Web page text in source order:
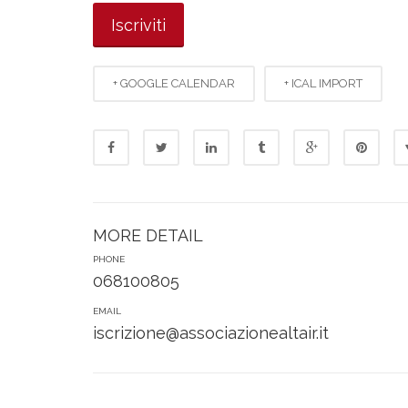
+ GOOGLE CALENDAR + ICAL IMPORT
MORE DETAIL
PHONE
068100805
EMAIL
iscrizione@associazionealtair.it